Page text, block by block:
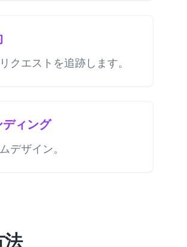
クエストを追跡します。
ィング
デザイン。